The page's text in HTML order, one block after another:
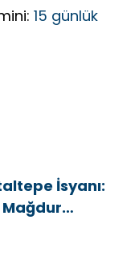
15 günlük
İsyanı:
Mağdur